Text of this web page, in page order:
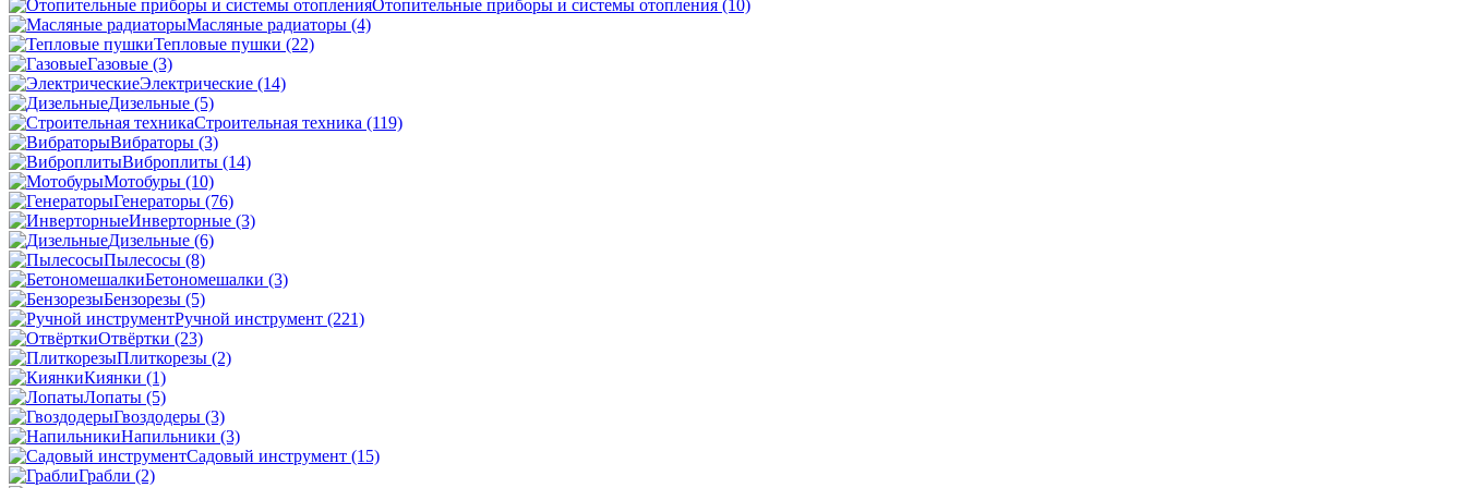
Отопительные приборы и системы отопления (10)
Масляные радиаторы (4)
Тепловые пушки (22)
Газовые (3)
Электрические (14)
Дизельные (5)
Строительная техника (119)
Вибраторы (3)
Виброплиты (14)
Мотобуры (10)
Генераторы (76)
Инверторные (3)
Дизельные (6)
Пылесосы (8)
Бетономешалки (3)
Бензорезы (5)
Ручной инструмент (221)
Отвёртки (23)
Плиткорезы (2)
Киянки (1)
Лопаты (5)
Гвоздодеры (3)
Напильники (3)
Садовый инструмент (15)
Грабли (2)